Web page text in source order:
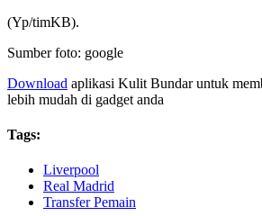
(Yp/timKB).
Sumber foto: google
Download aplikasi Kulit Bundar untuk
lebih mudah di gadget anda
Tags:
Liverpool
Real Madrid
Transfer Pemain